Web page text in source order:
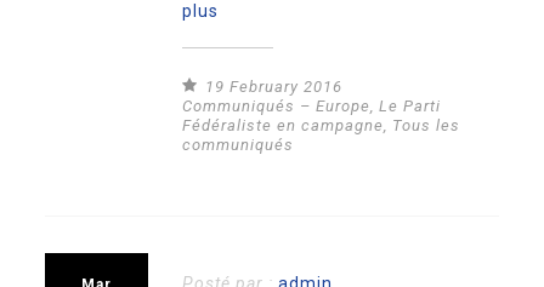
plus
19 February 2016
Communiqués – Europe,Le Parti
Fédéraliste en campagne, Tous les
communiqués